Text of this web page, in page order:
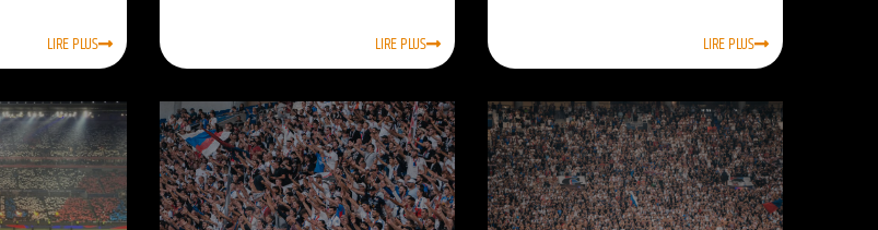
LIRE PLUS LIRE PLUS LIRE PLUS